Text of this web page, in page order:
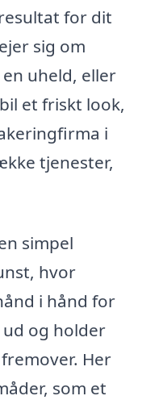
for dit
sig om
uheld, eller
et friskt look,
i
tjenester,
simpel
hvor
i hånd for
og holder
Her
som et